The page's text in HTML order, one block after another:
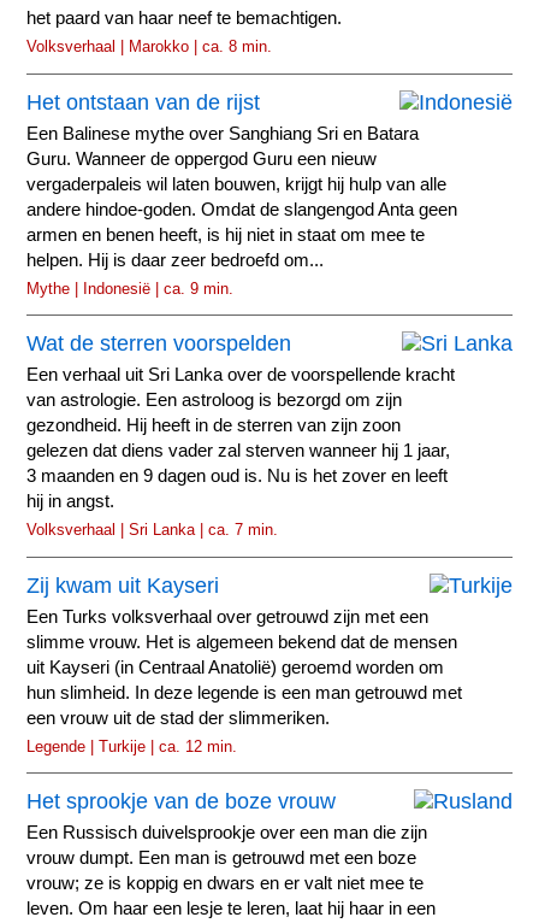
het paard van haar neef te bemachtigen.
Volksverhaal | Marokko | ca. 8 min.
Het ontstaan van de rijst
Een Balinese mythe over Sanghiang Sri en Batara
Guru. Wanneer de oppergod Guru een nieuw
vergaderpaleis wil laten bouwen, krijgt hij hulp van alle
andere hindoe-goden. Omdat de slangengod Anta geen
armen en benen heeft, is hij niet in staat om mee te
helpen. Hij is daar zeer bedroefd om...
Mythe | Indonesië | ca. 9 min.
Wat de sterren voorspelden
Een verhaal uit Sri Lanka over de voorspellende kracht
van astrologie. Een astroloog is bezorgd om zijn
gezondheid. Hij heeft in de sterren van zijn zoon
gelezen dat diens vader zal sterven wanneer hij 1 jaar,
3 maanden en 9 dagen oud is. Nu is het zover en leeft
hij in angst.
Volksverhaal | Sri Lanka | ca. 7 min.
Zij kwam uit Kayseri
Een Turks volksverhaal over getrouwd zijn met een
slimme vrouw. Het is algemeen bekend dat de mensen
uit Kayseri (in Centraal Anatolië) geroemd worden om
hun slimheid. In deze legende is een man getrouwd met
een vrouw uit de stad der slimmeriken.
Legende | Turkije | ca. 12 min.
Het sprookje van de boze vrouw
Een Russisch duivelsprookje over een man die zijn
vrouw dumpt. Een man is getrouwd met een boze
vrouw; ze is koppig en dwars en er valt niet mee te
leven. Om haar een lesje te leren, laat hij haar in een